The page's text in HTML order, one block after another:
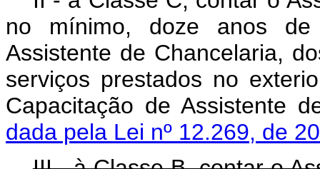
no mínimo, doze anos
Assistente de Chancelaria,
serviços prestados no
Capacitação de Assistente
dada pela Lei nº 12.269, de